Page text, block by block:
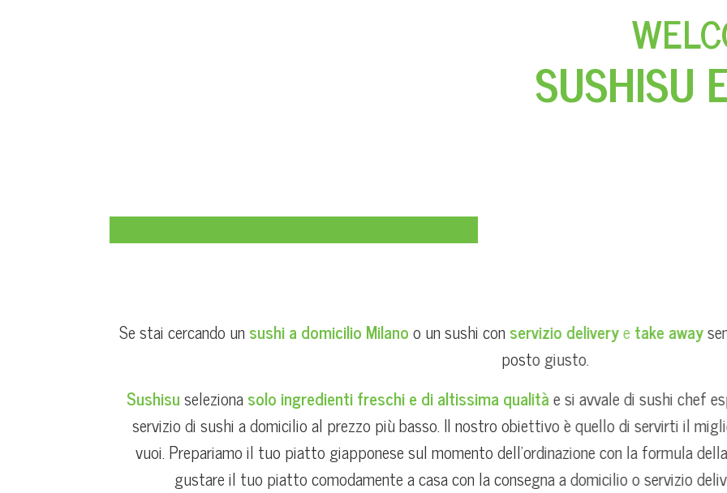
SUSHISU
Se stai cercando un sushi a domicilio Milanoo un sushi con servizio deliveryetake away
posto giusto.
Sushisuselezionasolo ingredienti freschi e di altissima qualitàe si avvale di sushi chef
servizio di sushi a domicilio al prezzo più basso. Il nostro obiettivo è quello di servirti il
vuoi. Prepariamo il tuo piatto giapponese sul momento dell’ordinazione con la formula
gustare il tuo piatto comodamente a casa con la consegna a domicilio o servizio